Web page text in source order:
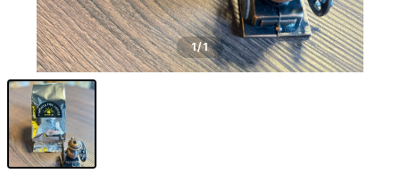
1/1